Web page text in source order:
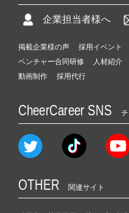
企業担当者様へ
掲載企業様の声 採用イベント
ベンチャー合同研修
人材紹介
動画制作
採用代行
CheerCareer SNS
OTHER 関連サイト